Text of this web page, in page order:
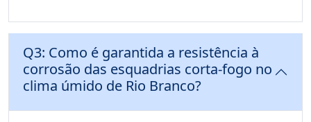
Q3: Como é garantida a resistência à
corrosão das esquadrias corta-fogo no
clima úmido de Rio Branco?